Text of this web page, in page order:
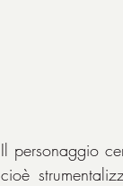
Il personaggio
cioè